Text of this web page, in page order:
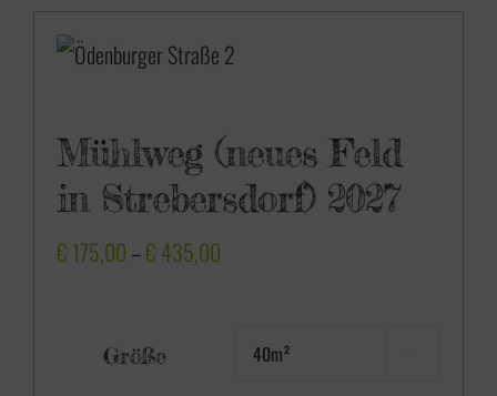
0
Mühlweg (neues Feld
in Strebersdorf) 2027
€ 175,00 –€ 435,00P
Größe